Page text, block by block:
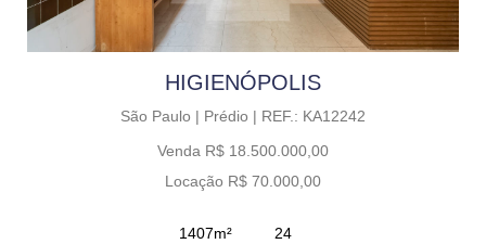
HIGIENÓPOLIS
São Paulo | Prédio | REF.: KA12242
Venda R$ 18.500.000,00
Locação R$ 70.000,00
1407m²
24